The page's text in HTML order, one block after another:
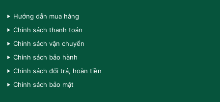
Hướng dẫn mua hàng
Chính sách thanh toán
Chính sách vận chuyển
Chính sách bảo hành
Chính sách đổi trả, hoàn tiền
Chính sách bảo mật